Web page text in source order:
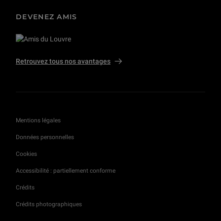
DEVENEZ AMIS
Retrouvez tous nos avantages
Mentions légales
Données personnelles
Cookies
Accessibilité : partiellement conforme
Crédits
Crédits photographiques